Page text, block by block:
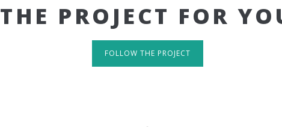
THE PROJECT FOR
FOLLOW THE PROJECT